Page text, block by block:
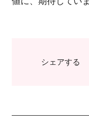
シェアする